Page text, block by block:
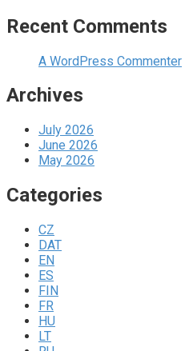
Recent Comments
A WordPress Commenter
Archives
July 2026
June 2026
May 2026
Categories
CZ
DAT
EN
ES
FIN
FR
HU
LT